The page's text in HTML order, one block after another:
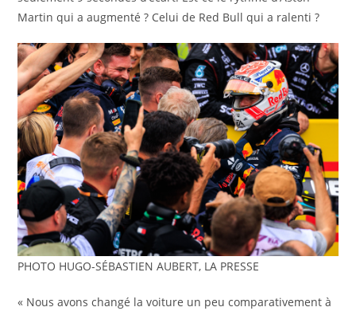
Martin qui a augmenté ? Celui de Red Bull qui a ralenti ?
PHOTO HUGO-SÉBASTIEN AUBERT, LA PRESSE
« Nous avons changé la voiture un peu comparativement à